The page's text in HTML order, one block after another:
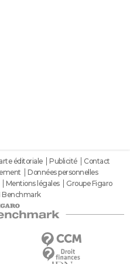
éditoriale Publicité
Contact
Données personnelles
Mentions légales
Groupe Figaro
Benchmark